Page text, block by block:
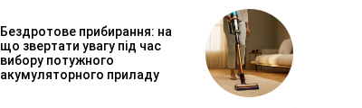
Бездротове прибирання: на
що звертати увагу під час
вибору потужного
акумуляторного приладу